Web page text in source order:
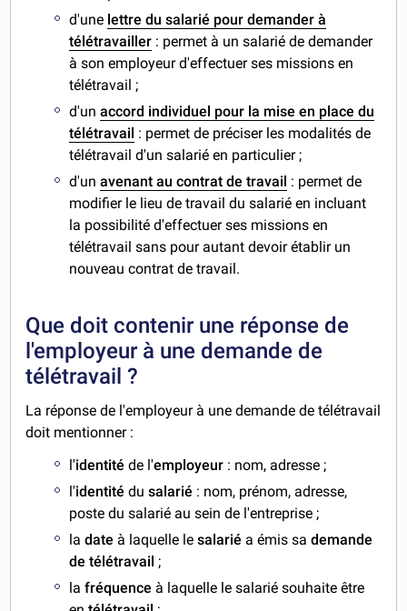
d'une lettre du salarié pour demander à
télétravailler : permet à un salarié de demander
à son employeur d'effectuer ses missions en
télétravail ;
d'unaccord individuel pour la mise en place du
télétravail : permet de préciser les modalités de
télétravail d'un salarié en particulier ;
d'unavenant au contrat de travail : permet de
modifier le lieu de travail du salarié en incluant
la possibilité d'effectuer ses missions en
télétravail sans pour autant devoir établir un
nouveau contrat de travail.
Que doit contenir une réponse de
l'employeur à une demande de
télétravail ?
La réponse de l'employeur à une demande de télétravail
doit mentionner :
l'identitéde l'employeur : nom, adresse ;
l'identité dusalarié : nom, prénom, adresse,
poste du salarié au sein de l'entreprise ;
ladate à laquelle lesalarié a émis sa demande
de télétravail ;
lafréquence à laquelle le salarié souhaite être